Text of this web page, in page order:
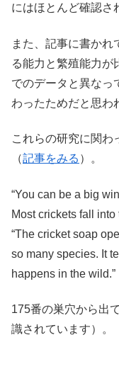
にはほとんど確認さ
また、記事に書かれ
る能力と繁殖能力が
でのデータと異なっ
わったためだと思わ
これらの研究に関わ
（記事をみる ）。
“You can be a big
Most crickets fall into
“The cricket soap
so many species. It
happens in the wild.”
175番の巣穴から出
識されています）。